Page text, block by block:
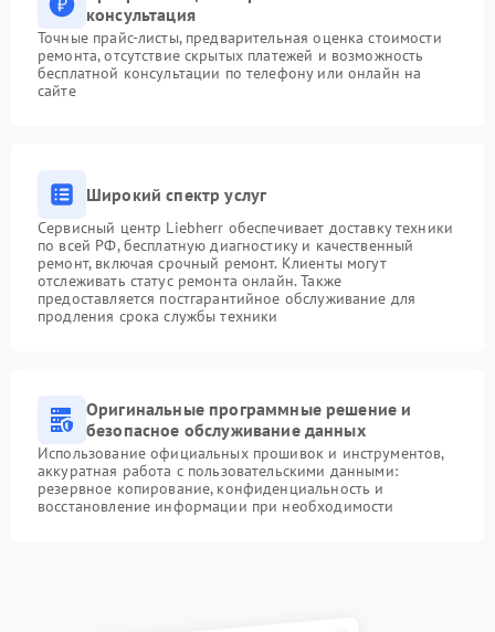
консультация
Точные прайс-листы, предварительная оценка стоимости
ремонта, отсутствие скрытых платежей и возможность
бесплатной консультации по телефону или онлайн на
сайте
Широкий спектр услуг
Сервисный центр Liebherr обеспечивает доставку техники
по всей РФ, бесплатную диагностику и качественный
ремонт, включая срочный ремонт. Клиенты могут
отслеживать статус ремонта онлайн. Также
предоставляется постгарантийное обслуживание для
продления срока службы техники
Оригинальные программные решение и
безопасное обслуживание данных
Использование официальных прошивок и инструментов,
аккуратная работа с пользовательскими данными:
резервное копирование, конфиденциальность и
восстановление информации при необходимости